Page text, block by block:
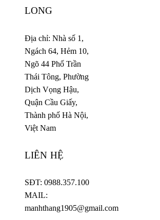
LONG
Địa chỉ: Nhà số 1,
Ngách 64, Hẻm 10,
Ngõ 44 Phố Trần
Thái Tông, Phường
Dịch Vọng Hậu,
Quận Cầu Giấy,
Thành phố Hà Nội,
Việt Nam
LIÊN HỆ
SĐT: 0988.357.100
MAIL:
manhthang1905@gmail.com